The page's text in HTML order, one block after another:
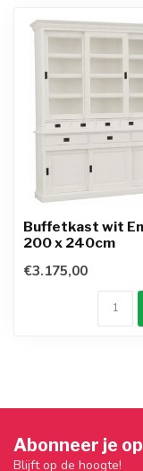
Buffetkast wit
200 x 240cm
€3.175,00
Abonneer je
Blijft op de hoogte!